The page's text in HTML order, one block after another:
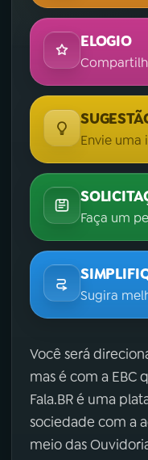
ELOGIO
Envie uma
Faça um
Sugira
Você será
mas é com a EBC
Fala.BR é uma
sociedade com a
meio das